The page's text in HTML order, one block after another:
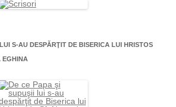
S-AU DESPĂRŢIT DE BISERICA LUI HRISTOS
EGHINA